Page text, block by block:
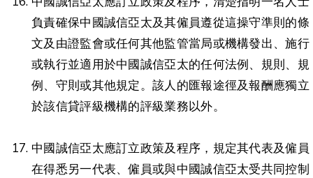
負責確保中國誠信亞太及其僱員遵從這操守準則的條
文及由證監會或任何其他監管當局或機構發出、施行
或執行並適用於中國誠信亞太的任何法例、規則、規
例、守則或其他規定。該人的匯報途徑及報酬應獨立
於該信貸評級機構的評級業務以外。
中國誠信亞太應訂立政策及程序，規定其代表及僱員
在得悉另一代表、僱員或與中國誠信亞太受共同控制